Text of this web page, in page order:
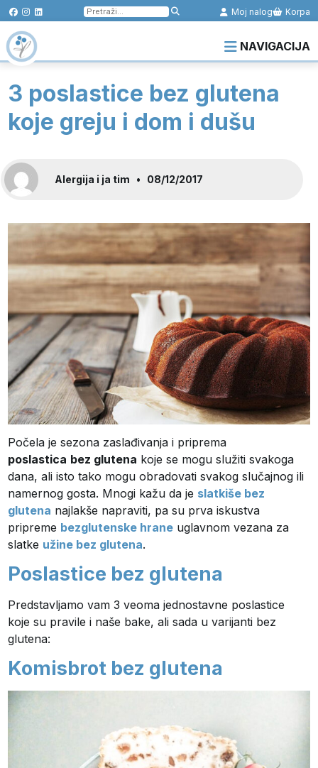
Pretraga
za:
Moj nalog Korpa
NAVIGACIJA
3 poslastice bez glutena
koje greju i dom i dušu
Alergija i ja tim • 08/12/2017
Počela je sezona zaslađivanja i priprema
poslastica bez glutena koje se mogu služiti svakoga
dana, ali isto tako mogu obradovati svakog slučajnog ili
namernog gosta. Mnogi kažu da je slatkiše bez
glutena najlakše napraviti, pa su prva iskustva
pripreme bezglutenske hrane uglavnom vezana za
slatke užine bez glutena.
Poslastice bez glutena
Predstavljamo vam 3 veoma jednostavne poslastice
koje su pravile i naše bake, ali sada u varijanti bez
glutena:
Komisbrot bez glutena